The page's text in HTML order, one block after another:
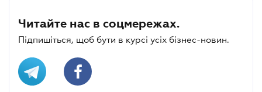
Читайте нас в соцмережах.
Підпишіться, щоб бути в курсі усіх бізнес-новин.